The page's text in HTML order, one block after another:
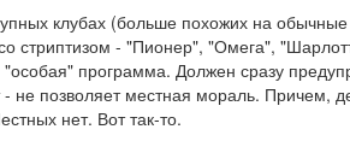
клубах (больше похожих на
стриптизом - "Пионер", "Омега",
программа. Должен сразу
не позволяет местная мораль. Причем,
нет. Вот так-то.